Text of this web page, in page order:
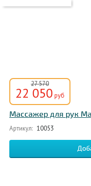
27 570
22 050 руб
Массажер для рук
Артикул: 10053